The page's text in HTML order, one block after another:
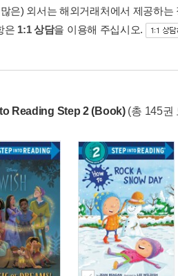
은) 외서는 해외거래처에서 제공하
은 1:1 상담을 이용해 주십시오.
Reading Step 2 (Book) (총 145권